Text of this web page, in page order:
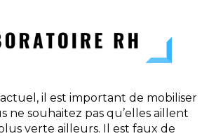
il est important de mobiliser
ne souhaitez pas qu’elles aillent
verte ailleurs. Il est faux de